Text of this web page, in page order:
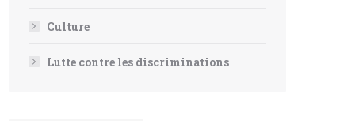
Culture
Lutte contre les discriminations